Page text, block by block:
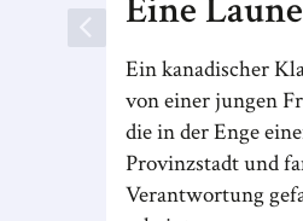
Eine
Ein kanadischer
von einer jungen
die in der Enge
Provinzstadt und
Verantwortung